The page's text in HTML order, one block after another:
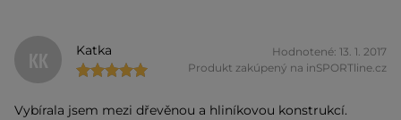
KK Katka
Hodnotené: 13. 1. 2017
Produkt zakúpený na inSPORTline.cz
Vybírala jsem mezi dřevěnou a hliníkovou konstrukcí.